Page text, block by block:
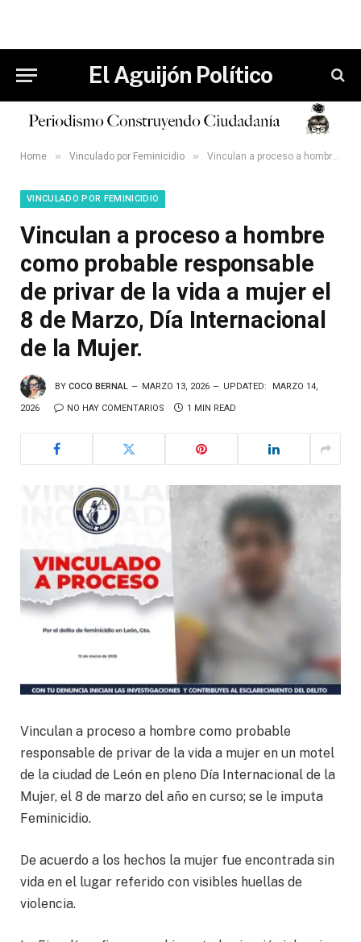
El Aguijón Político
Home » Vinculado por Feminicidio » Vinculan a proceso a hombre como probable responsable de privar de la vida a mujer el 8 de Marzo, Día Internacional de la Mujer.
VINCULADO POR FEMINICIDIO
Vinculan a proceso a hombre
como probable responsable
de privar de la vida a mujer el
8 de Marzo, Día Internacional
de la Mujer.
BY COCO BERNAL MARZO 13, 2026 UPDATED: MARZO 14,
2026 NO HAY COMENTARIOS 1 MIN READ
Vinculan a proceso a hombre como probable
responsable de privar de la vida a mujer en un motel
de la ciudad de León en pleno Día Internacional de la
Mujer, el 8 de marzo del año en curso; se le imputa
Feminicidio.
De acuerdo a los hechos la mujer fue encontrada sin
vida en el lugar referido con visibles huellas de
violencia.